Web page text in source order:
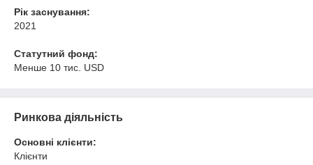
Рік заснування:
2021
Статутний фонд:
Менше 10 тис. USD
Ринкова діяльність
Основні клієнти:
Клієнти